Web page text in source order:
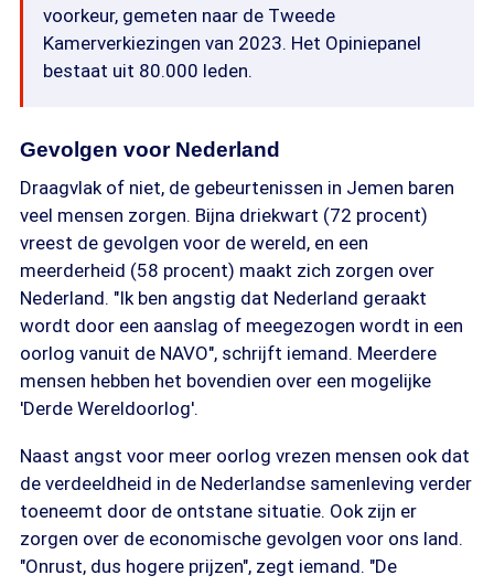
voorkeur, gemeten naar de Tweede
Kamerverkiezingen van 2023. Het Opiniepanel
bestaat uit 80.000 leden.
Gevolgen voor Nederland
Draagvlak of niet, de gebeurtenissen in Jemen baren
veel mensen zorgen. Bijna driekwart (72 procent)
vreest de gevolgen voor de wereld, en een
meerderheid (58 procent) maakt zich zorgen over
Nederland. "Ik ben angstig dat Nederland geraakt
wordt door een aanslag of meegezogen wordt in een
oorlog vanuit de NAVO", schrijft iemand. Meerdere
mensen hebben het bovendien over een mogelijke
'Derde Wereldoorlog'.
Naast angst voor meer oorlog vrezen mensen ook dat
de verdeeldheid in de Nederlandse samenleving verder
toeneemt door de ontstane situatie. Ook zijn er
zorgen over de economische gevolgen voor ons land.
"Onrust, dus hogere prijzen", zegt iemand. "De